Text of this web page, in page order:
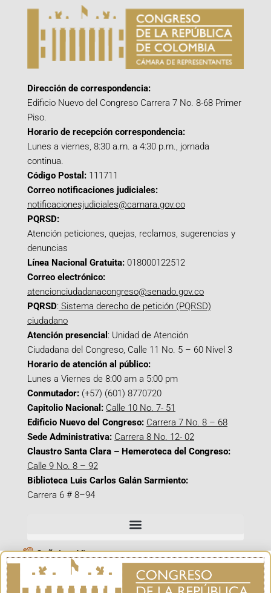
Dirección de correspondencia:
Edificio Nuevo del Congreso Carrera 7 No. 8-68 Primer
Piso.
Horario de recepción correspondencia:
Lunes a viernes, 8:30 a.m. a 4:30 p.m., jornada
continua.
Código Postal: 111711
Correo notificaciones judiciales:
notificacionesjudiciales@camara.gov.co
PQRSD:
Atención peticiones, quejas, reclamos, sugerencias y
denuncias
Línea Nacional Gratuita: 018000122512
Correo electrónico:
atencionciudadanacongreso@senado.gov.co
PQRSD: Sistema derecho de petición (PQRSD)
ciudadano
Atención presencial : Unidad de Atención
Ciudadana del Congreso, Calle 11 No. 5 – 60 Nivel 3
Horario de atención al público:
Lunes a Viernes de 8:00 am a 5:00 pm
Conmutador: (+57) (601) 8770720
Capitolio Nacional: Calle 10 No. 7- 51
Edificio Nuevo del Congreso: Carrera 7 No. 8 – 68
Sede Administrativa: Carrera 8 No. 12- 02
Claustro Santa Clara – Hemeroteca del Congreso:
Calle 9 No. 8 – 92
Biblioteca Luis Carlos Galán Sarmiento:
Carrera 6 # 8–94
Señal en Vivo
Facebook_@CamaraColombia